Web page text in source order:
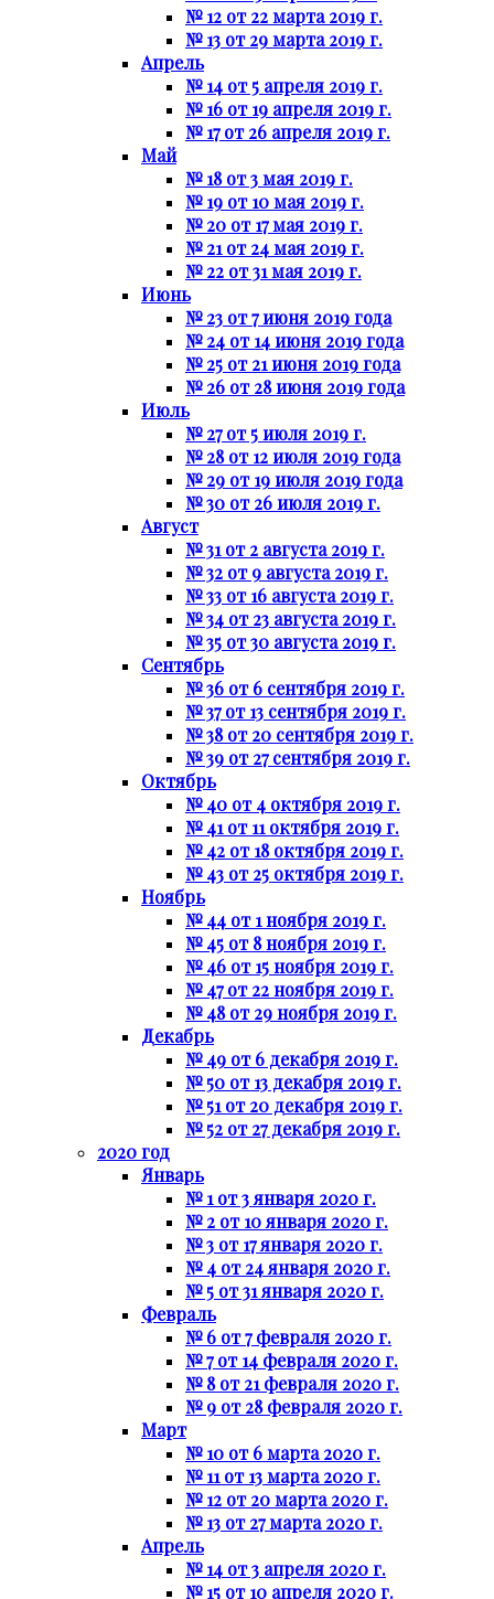
№ 12 от 22 марта 2019 г.
№ 13 от 29 марта 2019 г.
Апрель
№ 14 от 5 апреля 2019 г.
№ 16 от 19 апреля 2019 г.
№ 17 от 26 апреля 2019 г.
Май
№ 18 от 3 мая 2019 г.
№ 19 от 10 мая 2019 г.
№ 20 от 17 мая 2019 г.
№ 21 от 24 мая 2019 г.
№ 22 от 31 мая 2019 г.
Июнь
№ 23 от 7 июня 2019 года
№ 24 от 14 июня 2019 года
№ 25 от 21 июня 2019 года
№ 26 от 28 июня 2019 года
Июль
№ 27 от 5 июля 2019 г.
№ 28 от 12 июля 2019 года
№ 29 от 19 июля 2019 года
№ 30 от 26 июля 2019 г.
Август
№ 31 от 2 августа 2019 г.
№ 32 от 9 августа 2019 г.
№ 33 от 16 августа 2019 г.
№ 34 от 23 августа 2019 г.
№ 35 от 30 августа 2019 г.
Сентябрь
№ 36 от 6 сентября 2019 г.
№ 37 от 13 сентября 2019 г.
№ 38 от 20 сентября 2019 г.
№ 39 от 27 сентября 2019 г.
Октябрь
№ 40 от 4 октября 2019 г.
№ 41 от 11 октября 2019 г.
№ 42 от 18 октября 2019 г.
№ 43 от 25 октября 2019 г.
Ноябрь
№ 44 от 1 ноября 2019 г.
№ 45 от 8 ноября 2019 г.
№ 46 от 15 ноября 2019 г.
№ 47 от 22 ноября 2019 г.
№ 48 от 29 ноября 2019 г.
Декабрь
№ 49 от 6 декабря 2019 г.
№ 50 от 13 декабря 2019 г.
№ 51 от 20 декабря 2019 г.
№ 52 от 27 декабря 2019 г.
2020 год
Январь
№ 1 от 3 января 2020 г.
№ 2 от 10 января 2020 г.
№ 3 от 17 января 2020 г.
№ 4 от 24 января 2020 г.
№ 5 от 31 января 2020 г.
Февраль
№ 6 от 7 февраля 2020 г.
№ 7 от 14 февраля 2020 г.
№ 8 от 21 февраля 2020 г.
№ 9 от 28 февраля 2020 г.
Март
№ 10 от 6 марта 2020 г.
№ 11 от 13 марта 2020 г.
№ 12 от 20 марта 2020 г.
№ 13 от 27 марта 2020 г.
Апрель
№ 14 от 3 апреля 2020 г.
№ 15 от 10 апреля 2020 г.